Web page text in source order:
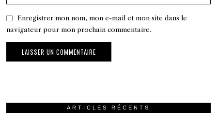
Enregistrer mon nom, mon e-mail et mon site dans le
navigateur pour mon prochain commentaire.
ARTICLES RÉCENTS